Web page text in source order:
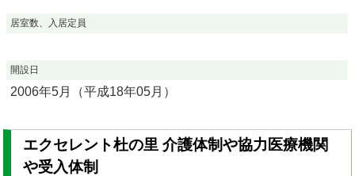
居室数、入居定員
開設日
2006年5月（平成18年05月）
エクセレント杜の里 介護体制や協力医療機関
や受入体制